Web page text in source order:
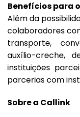
Benefícios para
Além da
colaboradores
transporte,
auxílio-creche,
instituições
parcerias com
Sobre a Callink